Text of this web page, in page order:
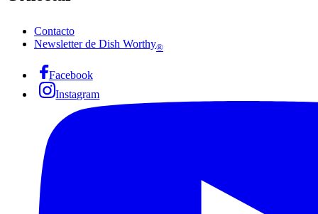
Contacto
Newsletter de Dish Worthy®
Facebook
Instagram